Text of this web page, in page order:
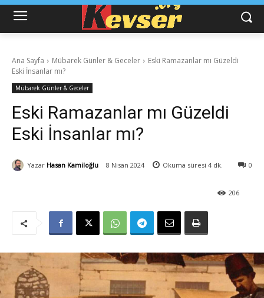
Ana Sayfa Mübarek Günler & Geceler
Eski Ramazanlar mı Güzeldi
Eski İnsanlar mı?
Mübarek Günler & Geceler
Eski Ramazanlar mı Güzeldi
Eski İnsanlar mı?
Yazar Hasan Kamiloğlu 8 Nisan 2024 Okuma süresi 4 dk. 0
206